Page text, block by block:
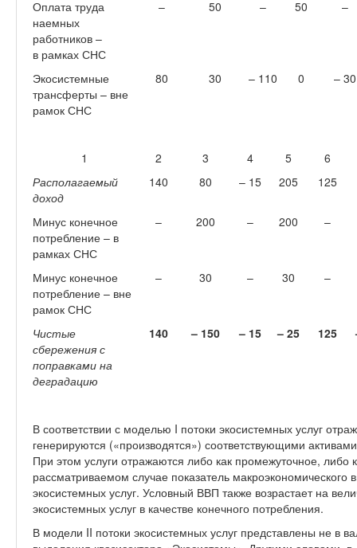
Оплата труда
наемных
работников –
в рамках СНС
– 50 – 50 –
Экосистемные
трансферты – вне
рамок СНС
80 30 – 110 0 – 30
1 2 3 4 5
6
Располагаемый
доход
140 80 – 15 205 125
Минус конечное
потребление – в
рамках СНС
– 200 – 200 –
Минус конечное
потребление – вне
рамок СНС
– 30 – 30 –
Чистые
сбережения с
поправками на
деградацию
140 – 150 – 15 – 25 125
В соответствии с моделью I потоки экосистемных услуг
генерируются («производятся») соответствующими
При этом услуги отражаются либо как промежуточное, либо
рассматриваемом случае показатель макроэкономического
экосистемных услуг. Условный ВВП также возрастает на
экосистемных услуг в качестве конечного потребления.
В модели II потоки экосистемных услуг представлены не в